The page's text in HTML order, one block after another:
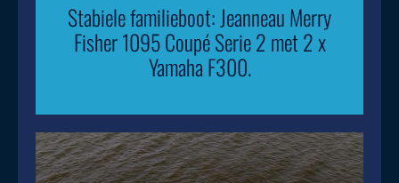
Stabiele familieboot: Jeanneau Merry
Fisher 1095 Coupé Serie 2 met 2 x
Yamaha F300.